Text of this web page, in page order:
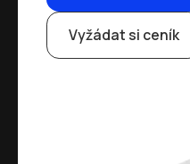
Vyžádat si ceník